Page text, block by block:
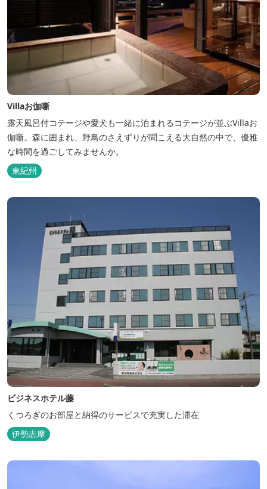
Villaお伽噺
露天風呂付コテージや愛犬も一緒に泊まれるコテージが並ぶVillaお
伽噺。森に囲まれ、野鳥のさえずりが聞こえる大自然の中で、優雅
な時間を過ごしてみませんか。
東紀州
ビジネスホテル藤
くつろぎのお部屋と納得のサービスで充実した滞在
伊勢志摩